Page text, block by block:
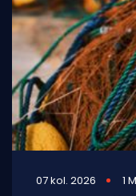
07 kol. 2026 1